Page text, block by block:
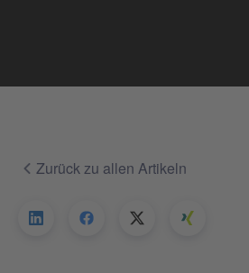
Zurück zu allen Artikeln